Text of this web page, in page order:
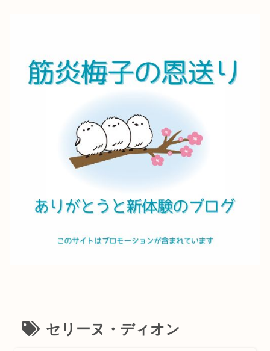
セリーヌ・ディオン